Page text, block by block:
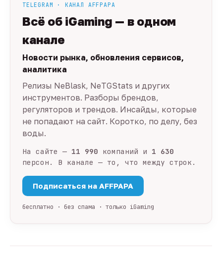
TELEGRAM · КАНАЛ AFFPAPA
Всё об iGaming — в одном
канале
Новости рынка, обновления сервисов,
аналитика
Релизы NeBlask, NeTGStats и других
инструментов. Разборы брендов,
регуляторов и трендов. Инсайды, которые
не попадают на сайт. Коротко, по делу, без
воды.
На сайте — 11 990 компаний и 1 630
персон. В канале — то, что между строк.
Подписаться на AFFPAPA
бесплатно · без спама · только iGaming